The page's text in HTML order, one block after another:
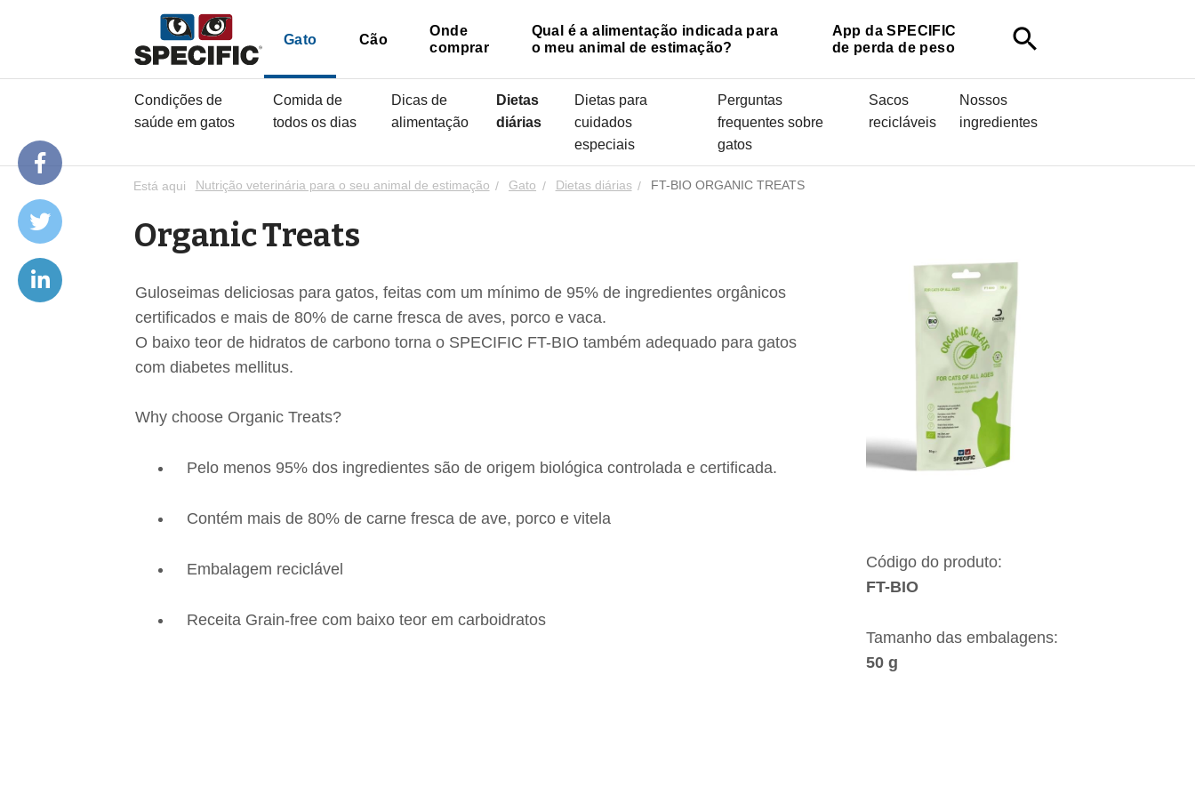
Gato Cão
Onde
comprar
Qual é a alimentação indicada para
o meu animal de estimação?
App da SPECIFIC
de perda de peso
search
Condições de
saúde em gatos
Comida de
todos os dias
Dicas de
alimentação
Dietas
diárias
Dietas para
cuidados
especiais
Perguntas
frequentes sobre
gatos
Sacos
recicláveis
Nossos
ingredientes
Está aqui Nutrição veterinária para o seu animal de estimação Gato Dietas diárias FT-BIO ORGANIC TREATS
Organic Treats
Guloseimas deliciosas para gatos, feitas com um mínimo de 95% de ingredientes orgânicos
certificados e mais de 80% de carne fresca de aves, porco e vaca.
O baixo teor de hidratos de carbono torna o SPECIFIC FT-BIO também adequado para gatos
com diabetes mellitus.
Why choose Organic Treats?
Pelo menos 95% dos ingredientes são de origem biológica controlada e certificada.
Contém mais de 80% de carne fresca de ave, porco e vitela
Embalagem reciclável
Receita Grain-free com baixo teor em carboidratos
Código do produto:
FT-BIO
Tamanho das embalagens:
50 g